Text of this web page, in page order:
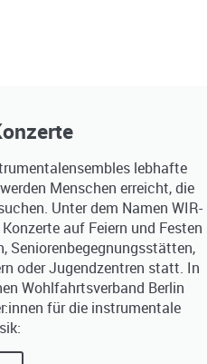
lebhafte
Menschen erreicht, die
Unter dem Namen WIR-
auf Feiern und Festen
Seniorenbegegnungsstätten,
oder Jugendzentren statt. In
Wohlfahrtsverband Berlin
für die instrumentale